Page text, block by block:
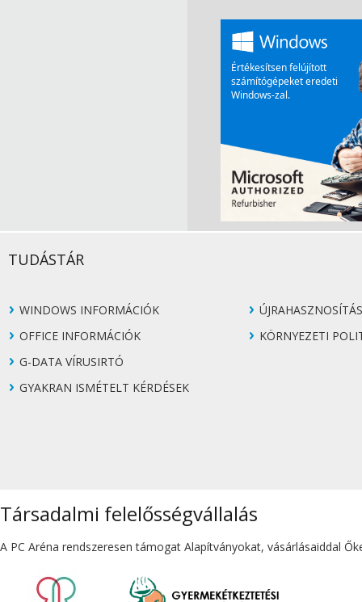
TUDÁSTÁR
WINDOWS INFORMÁCIÓK
OFFICE INFORMÁCIÓK
G-DATA VÍRUSIRTÓ
GYAKRAN ISMÉTELT KÉRDÉSEK
ÚJRAHASZNOSÍTÁS
KÖRNYEZETI
Társadalmi felelősségvállalás
A PC Aréna rendszeresen támogat Alapítványokat, vásárlásaiddal